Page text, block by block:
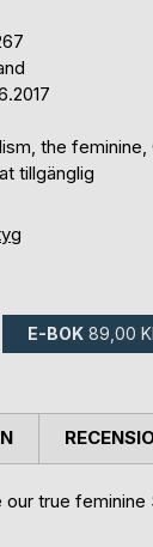
the
tillgänglig
E-BOK 89,00
true